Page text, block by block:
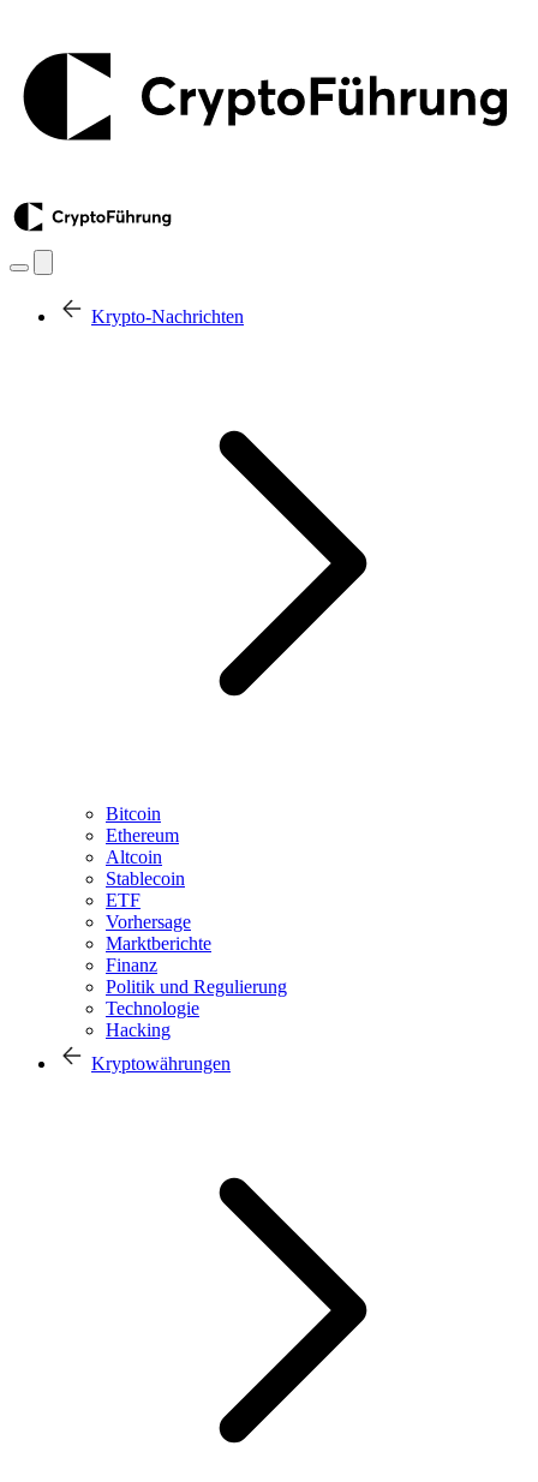
Krypto-Nachrichten
Bitcoin
Ethereum
Altcoin
Stablecoin
ETF
Vorhersage
Marktberichte
Finanz
Politik und Regulierung
Technologie
Hacking
Kryptowährungen